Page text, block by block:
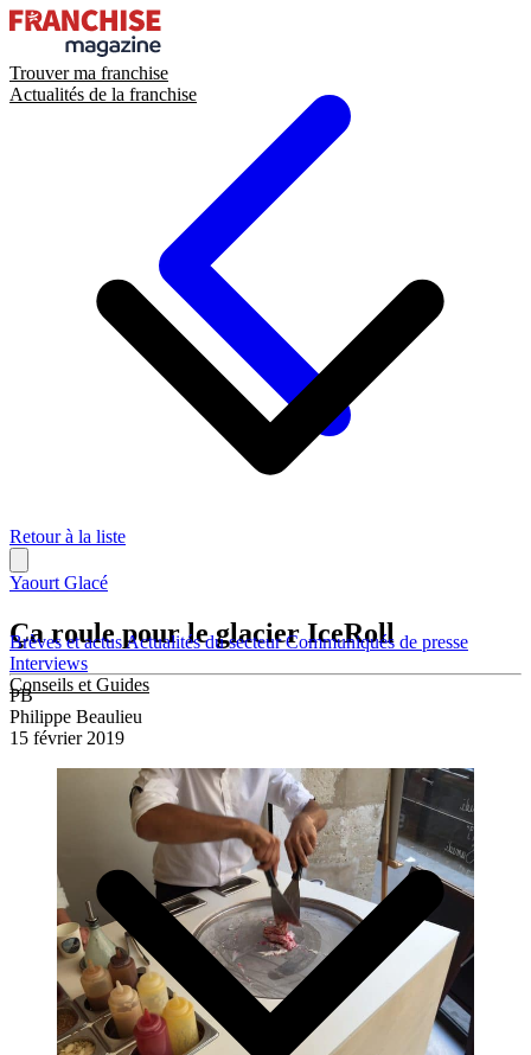
Trouver ma franchise
Actualités de la franchise
Brèves et actus Actualités du secteurCommuniqués de presse
Interviews
Conseils et Guides
Retour à la liste
Yaourt Glacé
Ça roule pour le glacier IceRoll
PB
Philippe Beaulieu
15 février 2019